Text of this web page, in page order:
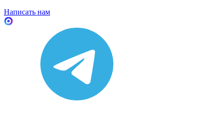
Написать нам